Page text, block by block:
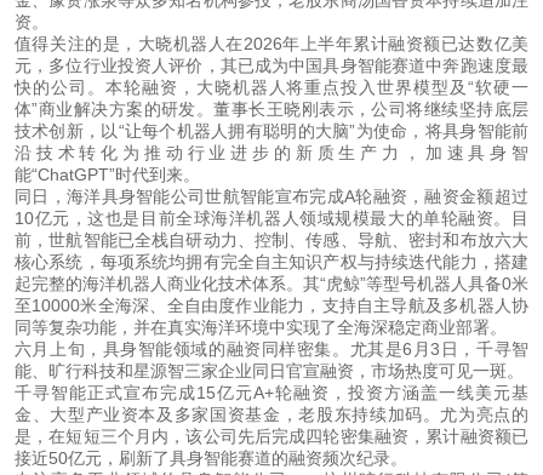
资。
值得关注的是，大晓机器人在2026年上半年累计融资额已达数亿美
元，多位行业投资人评价，其已成为中国具身智能赛道中奔跑速度最
快的公司。本轮融资，大晓机器人将重点投入世界模型及“软硬一
体”商业解决方案的研发。董事长王晓刚表示，公司将继续坚持底层
技术创新，以“让每个机器人拥有聪明的大脑”为使命，将具身智能前
沿技术转化为推动行业进步的新质生产力，加速具身智
能“ChatGPT”时代到来。
同日，海洋具身智能公司世航智能宣布完成A轮融资，融资金额超过
10亿元，这也是目前全球海洋机器人领域规模最大的单轮融资。目
前，世航智能已全栈自研动力、控制、传感、导航、密封和布放六大
核心系统，每项系统均拥有完全自主知识产权与持续迭代能力，搭建
起完整的海洋机器人商业化技术体系。其“虎鲸”等型号机器人具备0米
至10000米全海深、全自由度作业能力，支持自主导航及多机器人协
同等复杂功能，并在真实海洋环境中实现了全海深稳定商业部署。
六月上旬，具身智能领域的融资同样密集。尤其是6月3日，千寻智
能、旷行科技和星源智三家企业同日官宣融资，市场热度可见一斑。
千寻智能正式宣布完成15亿元A+轮融资，投资方涵盖一线美元基
金、大型产业资本及多家国资基金，老股东持续加码。尤为亮点的
是，在短短三个月内，该公司先后完成四轮密集融资，累计融资额已
接近50亿元，刷新了具身智能赛道的融资频次纪录。